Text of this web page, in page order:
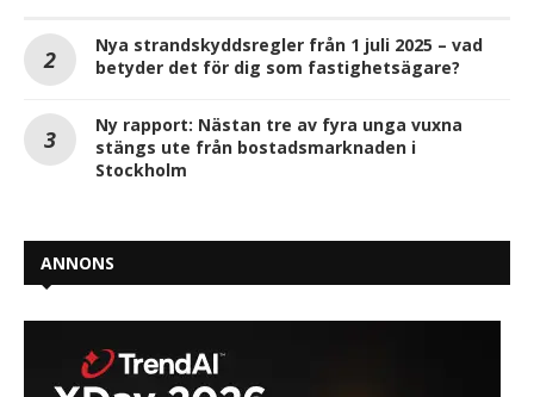
Nya strandskyddsregler från 1 juli 2025 – vad
betyder det för dig som fastighetsägare?
Ny rapport: Nästan tre av fyra unga vuxna
stängs ute från bostadsmarknaden i
Stockholm
ANNONS